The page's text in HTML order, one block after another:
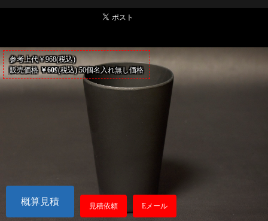
参考上代￥968(税込)
販売価格￥609(税込) 50個名入れ無し価格
概算見積 見積依頼 Eメール